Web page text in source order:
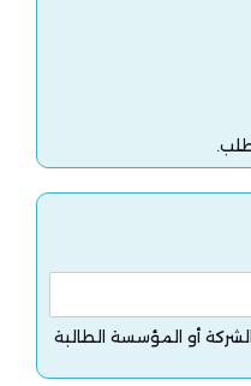
أو المؤسسة الطالبة